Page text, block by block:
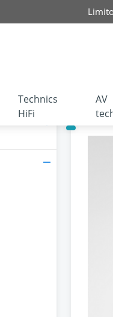
Technics
HiFi
AV